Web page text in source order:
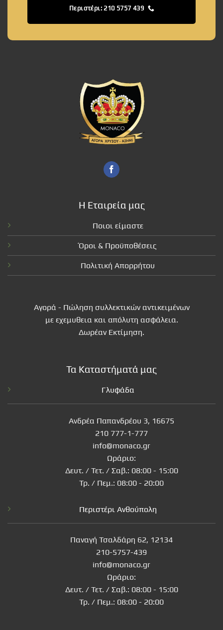
Περιστέρι: 210 5757 439
Η Εταιρεία μας
Ποιοι είμαστε
Όροι & Προϋποθέσεις
Πολιτική Απορρήτου
Αγορά - Πώληση συλλεκτικών αντικειμένων
με εχεμυθεια και απόλυτη ασφάλεια.
Δωρέαν Εκτίμηση.
Τα Καταστήματά μας
Γλυφάδα
Ανδρέα Παπανδρέου 3, 16675
210 777-1-777
info@monaco.gr
Ωράριο:
Δευτ. / Τετ. / Σαβ.: 08:00 - 15:00
Τρ. / Πεμ.: 08:00 - 20:00
Περιστέρι Ανθούπολη
Παναγή Τσαλδάρη 62, 12134
210-5757-439
info@monaco.gr
Ωράριο:
Δευτ. / Τετ. / Σαβ.: 08:00 - 15:00
Τρ. / Πεμ.: 08:00 - 20:00